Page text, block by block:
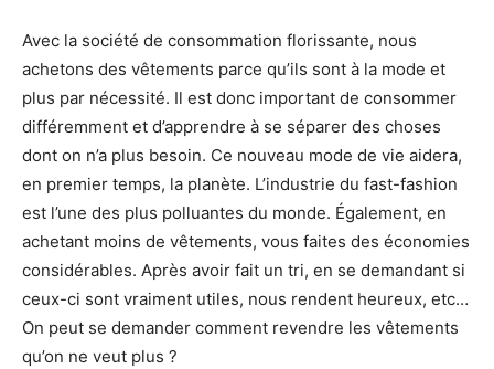
Avec la société de consommation florissante, nous
achetons des vêtements parce qu’ils sont à la mode et
plus par nécessité. Il est donc important de consommer
différemment et d’apprendre à se séparer des choses
dont on n’a plus besoin. Ce nouveau mode de vie aidera,
en premier temps, la planète. L’industrie du fast-fashion
est l’une des plus polluantes du monde. Également, en
achetant moins de vêtements, vous faites des économies
considérables. Après avoir fait un tri, en se demandant si
ceux-ci sont vraiment utiles, nous rendent heureux, etc…
On peut se demander comment revendre les vêtements
qu’on ne veut plus ?